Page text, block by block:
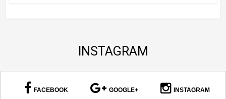
INSTAGRAM
FACEBOOK GOOGLE+ INSTAGRAM